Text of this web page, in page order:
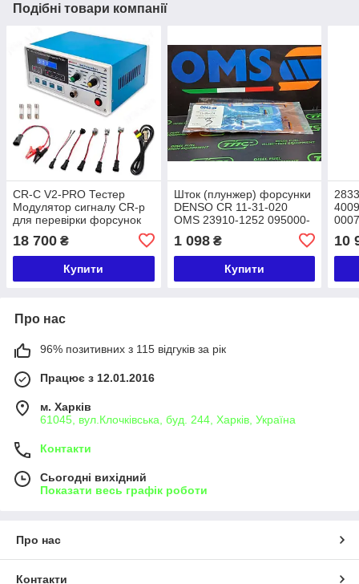
Подібні товари компанії
CR-C V2-PRO Тестер
Модулятор сигналу CR-p
для перевірки форсунок
18 700 ₴
Купити
Шток (плунжер) форсунки
DENSO CR 11-31-020
OMS 23910-1252 095000-
1 098₴
Купити
10
Про нас
96% позитивних з 115 відгуків за рік
Працює з 12.01.2016
м. Харків
61045, вул.Клочківська, буд. 244, Харків, Україна
Контакти
Сьогодні вихідний
Показати весь графік роботи
Про нас
Контакти